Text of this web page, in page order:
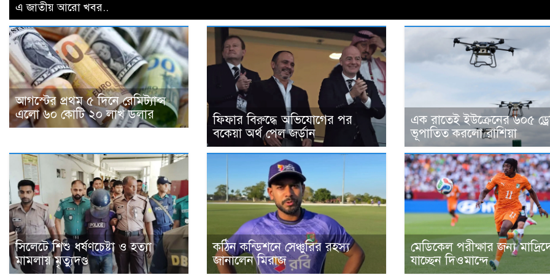
এ জাতীয় আরো খবর..
আগস্টের প্রথম ৫ দিনে রেমিট্যান্স
এলো ৬০ কোটি ২০ লাখ ডলার
ফিফার বিরুদ্ধে অভিযোগের পর
বকেয়া অর্থ পেল জর্ডান
এক রাতেই ইউক্রেনের ৬০৫
ভূপাতিত করলো রাশিয়া
সিলেটে শিশু ধর্ষণচেষ্টা ও হত্যা
মামলায় মৃত্যুদণ্ড
কঠিন কন্ডিশনে সেঞ্চুরির রহস্য
জানালেন মিরাজ
মেডিকেল পরীক্ষার জন্য
যাচ্ছেন দিওমান্দে